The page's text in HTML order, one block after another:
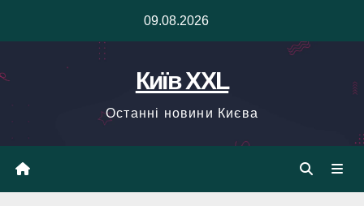
09.08.2026
Київ XXL
Останні новини Києва